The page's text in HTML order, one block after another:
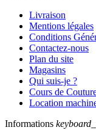
Livraison
Mentions légales
Conditions
Contactez-nous
Plan du site
Magasins
Qui suis-je ?
Cours de
Location
Informations